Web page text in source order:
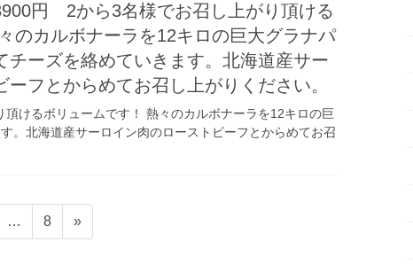
円 2から3名様でお召し上がり頂ける
のカルボナーラを12キロの巨大グラナパ
チーズを絡めていきます。北海道産サー
ーフとからめてお召し上がりください。
るボリュームです！ 熱々のカルボナーラを12キロの巨
。北海道産サーロイン肉のローストビーフとからめてお召
…
ペ
ー
8 »